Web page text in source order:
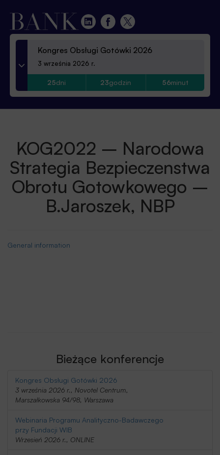
Kongres Obsługi Gotówki 2026
3 września 2026 r.
25dni 23godzin 56minut
KOG2022 – Narodowa
Strategia Bezpieczenstwa
Obrotu Gotowkowego –
B.Jaroszek, NBP
General information
Bieżące konferencje
Kongres Obsługi Gotówki 2026
3 września 2026 r., Novotel Centrum,
Marszałkowska 94/98, Warszawa
Webinaria Programu Analityczno-Badawczego
przy Fundacji WIB
Wrzesień 2026 r., ONLINE